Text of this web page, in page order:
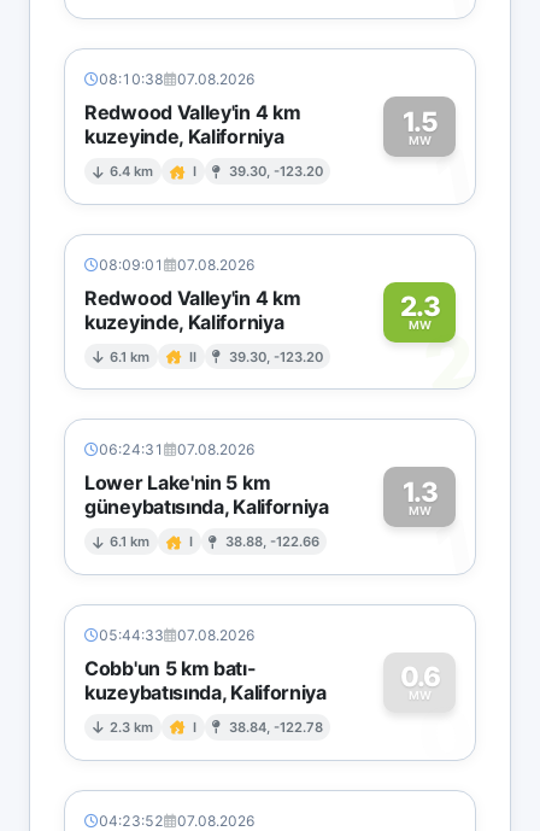
08:10:38 07.08.2026
Redwood Valley'in 4 km
kuzeyinde, Kaliforniya
6.4 km I 39.30, -123.20
1.5
MW1
08:09:01 07.08.2026
Redwood Valley'in 4 km
kuzeyinde, Kaliforniya
6.1 km II 39.30, -123.20
2.3
MW2
06:24:31 07.08.2026
Lower Lake'nin 5 km
güneybatısında, Kaliforniya
6.1 km I 38.88, -122.66
1.3
MW1
05:44:33 07.08.2026
Cobb'un 5 km batı-
kuzeybatısında, Kaliforniya
2.3 km I 38.84, -122.78
0.6
MW
0
04:23:52 07.08.2026